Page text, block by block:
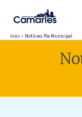
contingut
Inici Notícies Ple Municipal